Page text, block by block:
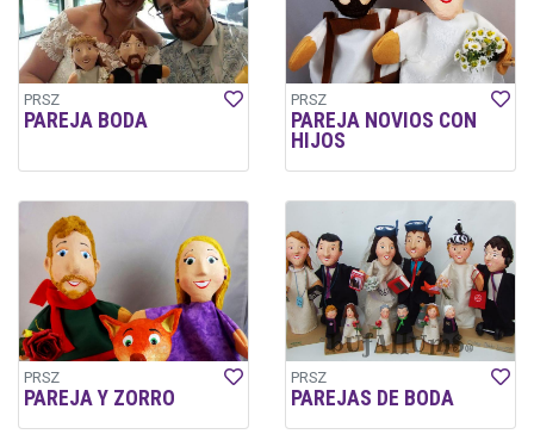
PRSZ
PAREJA BODA
PRSZ
PAREJA NOVIOS CON
HIJOS
PRSZ
PAREJA Y ZORRO
PRSZ
PAREJAS DE BODA